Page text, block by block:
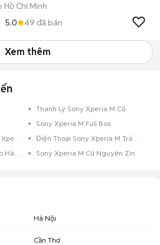
Hồ Chí Minh
5.0 49 đã bán
Xem thêm
Thanh Lý Sony Xperia M Cũ
Sony Xperia M Full Box
Giao Lưu Điện Thoại Sony Xperia M
Điện Thoại Sony Xperia M Trả Góp
Sony Xperia M Cũ Còn Bảo Hành
Sony Xperia M Cũ Nguyên Zin
Hà Nội
Cần Thơ